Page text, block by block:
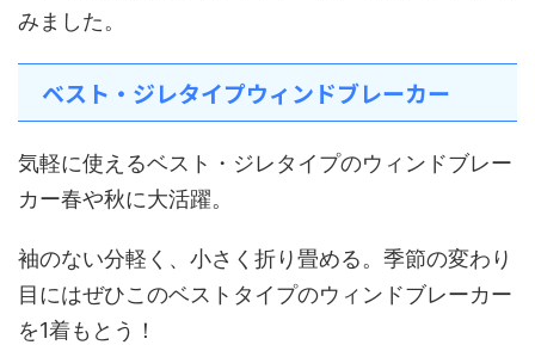
みました。
ベスト・ジレタイプウィンドブレーカー
気軽に使えるベスト・ジレタイプのウィンドブレー
カー春や秋に大活躍。
袖のない分軽く、小さく折り畳める。季節の変わり
目にはぜひこのベストタイプのウィンドブレーカー
を1着もとう！